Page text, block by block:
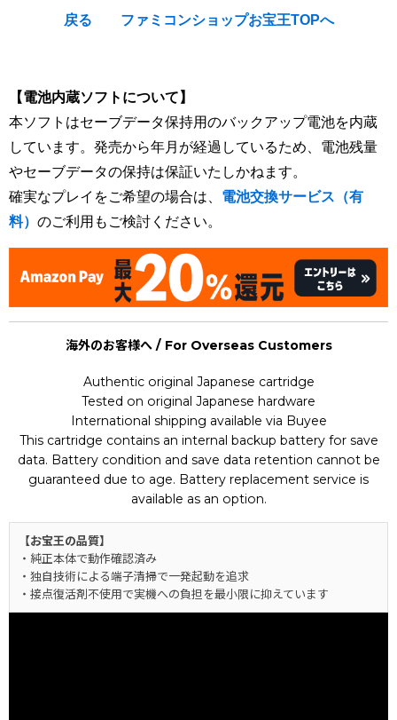
戻る ファミコンショップお宝王TOPへ
【電池内蔵ソフトについて】
本ソフトはセーブデータ保持用のバックアップ電池を内蔵
しています。発売から年月が経過しているため、電池残量
やセーブデータの保持は保証いたしかねます。
確実なプレイをご希望の場合は、 電池交換サービス（有
料） のご利用もご検討ください。
海外のお客様へ / For Overseas Customers
Authentic original Japanese cartridge
Tested on original Japanese hardware
International shipping available via Buyee
This cartridge contains an internal backup battery for save
data. Battery condition and save data retention cannot be
guaranteed due to age. Battery replacement service is
available as an option.
【お宝王の品質】
・純正本体で動作確認済み
・独自技術による端子清掃で一発起動を追求
・接点復活剤不使用で実機への負担を最小限に抑えています